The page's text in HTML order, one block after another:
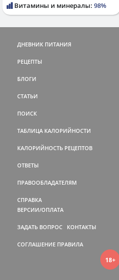
Витамины и минералы: 98%
ДНЕВНИК ПИТАНИЯ
РЕЦЕПТЫ
БЛОГИ
СТАТЬИ
ПОИСК
ТАБЛИЦА КАЛОРИЙНОСТИ
КАЛОРИЙНОСТЬ РЕЦЕПТОВ
ОТВЕТЫ
ПРАВООБЛАДАТЕЛЯМ
СПРАВКА
ВЕРСИИ/ОПЛАТА
ЗАДАТЬ ВОПРОС КОНТАКТЫ
СОГЛАШЕНИЕ ПРАВИЛА
18+